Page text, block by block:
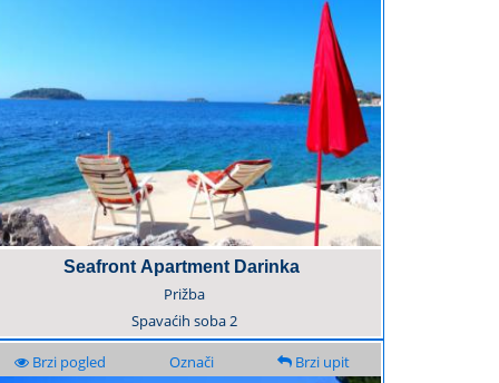
Seafront Apartment Darinka
Prižba
Spavaćih soba2
Brzi pogled Označi Brzi upit